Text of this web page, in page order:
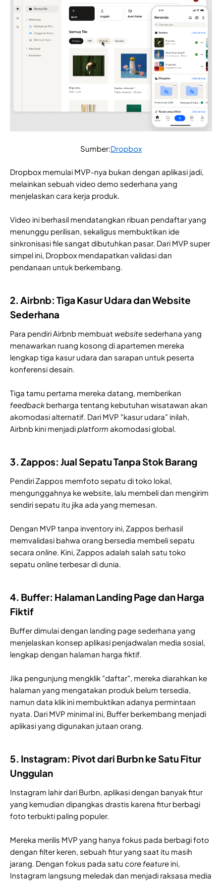
Sumber:Dropbox
Dropbox memulai MVP-nya bukan dengan aplikasi jadi,
melainkan sebuah video demo sederhana yang
menjelaskan cara kerja produk.
Video ini berhasil mendatangkan ribuan pendaftar yang
menunggu perilisan, sekaligus membuktikan ide
sinkronisasi file sangat dibutuhkan pasar. Dari MVP super
simpel ini, Dropbox mendapatkan validasi dan
pendanaan untuk berkembang.
2. Airbnb: Tiga Kasur Udara dan Website
Sederhana
Para pendiri Airbnb membuat websitesederhana yang
menawarkan ruang kosong di apartemen mereka
lengkap tiga kasur udara dan sarapan untuk peserta
konferensi desain.
Tiga tamu pertama mereka datang, memberikan
feedback berharga tentang kebutuhan wisatawan akan
akomodasi alternatif. Dari MVP "kasur udara" inilah,
Airbnb kini menjadiplatform akomodasi global.
3. Zappos: Jual Sepatu Tanpa Stok Barang
Pendiri Zappos memfoto sepatu di toko lokal,
mengunggahnya ke website, lalu membeli dan mengirim
sendiri sepatu itu jika ada yang memesan.
Dengan MVP tanpa inventory ini, Zappos berhasil
memvalidasi bahwa orang bersedia membeli sepatu
secara online. Kini, Zappos adalah salah satu toko
sepatu online terbesar di dunia.
4. Buffer: Halaman Landing Page dan Harga
Fiktif
Buffer dimulai dengan landing page sederhana yang
menjelaskan konsep aplikasi penjadwalan media sosial,
lengkap dengan halaman harga fiktif.
Jika pengunjung mengklik "daftar", mereka diarahkan ke
halaman yang mengatakan produk belum tersedia,
namun data klik ini membuktikan adanya permintaan
nyata. Dari MVP minimal ini, Buffer berkembang menjadi
aplikasi yang digunakan jutaan orang.
5. Instagram: Pivot dari Burbn ke Satu Fitur
Unggulan
Instagram lahir dari Burbn, aplikasi dengan banyak fitur
yang kemudian dipangkas drastis karena fitur berbagi
foto terbukti paling populer.
Mereka merilis MVP yang hanya fokus pada berbagi foto
dengan filter keren, sebuah fitur yang saat itu masih
jarang. Dengan fokus pada satu core feature ini,
Instagram langsung meledak dan menjadi raksasa media